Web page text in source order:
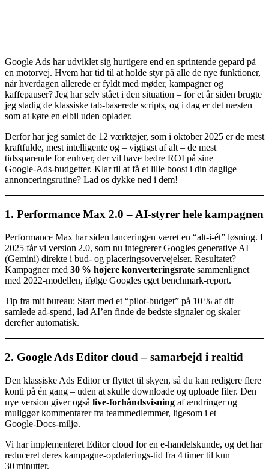
Google Ads har udviklet sig hurtigere end en sprintende gepard på
en motorvej. Hvem har tid til at holde styr på alle de nye funktioner,
når hverdagen allerede er fyldt med møder, kampagner og
kaffepauser? Jeg har selv stået i den situation – for et år siden brugte
jeg stadig de klassiske tab‑baserede scripts, og i dag er det næsten
som at køre en elbil uden oplader.
Derfor har jeg samlet de 12 værktøjer, som i oktober 2025 er de mest
kraftfulde, mest intelligente og – vigtigst af alt – de mest
tidssparende for enhver, der vil have bedre ROI på sine
Google‑Ads‑budgetter. Klar til at få et lille boost i din daglige
annonceringsrutine? Lad os dykke ned i dem!
1. Performance Max 2.0 – AI‑styrer hele kampagnen
Performance Max har siden lanceringen været en “alt‑i‑ét” løsning. I
2025 får vi version 2.0, som nu integrerer Googles generative AI
(Gemini) direkte i bud‑ og placeringsovervejelser. Resultatet?
Kampagner med 30 % højere konverteringsrate sammenlignet
med 2022‑modellen, ifølge Googles eget benchmark‑report.
Tip fra mit bureau: Start med et “pilot‑budget” på 10 % af dit
samlede ad‑spend, lad AI’en finde de bedste signaler og skaler
derefter automatisk.
2. Google Ads Editor cloud – samarbejd i realtid
Den klassiske Ads Editor er flyttet til skyen, så du kan redigere flere
konti på én gang – uden at skulle downloade og uploade filer. Den
nye version giver også live‑forhåndsvisning af ændringer og
muliggør kommentarer fra teammedlemmer, ligesom i et
Google‑Docs‑miljø.
Vi har implementeret Editor cloud for en e‑handelskunde, og det har
reduceret deres kampagne‑opdaterings‑tid fra 4 timer til kun
30 minutter.